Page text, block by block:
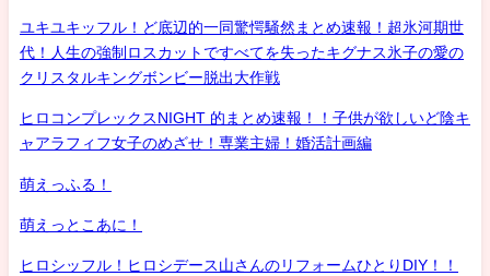
ユキユキッフル！ど底辺的一同驚愕騒然まとめ速報！超氷河期世
代！人生の強制ロスカットですべてを失ったキグナス氷子の愛の
クリスタルキングボンビー脱出大作戦
ヒロコンプレックスNIGHT 的まとめ速報！！子供が欲しいど陰キ
ャアラフィフ女子のめざせ！専業主婦！婚活計画編
萌えっふる！
萌えっとこあに！
ヒロシッフル！ヒロシデース山さんのリフォームひとりDIY！！